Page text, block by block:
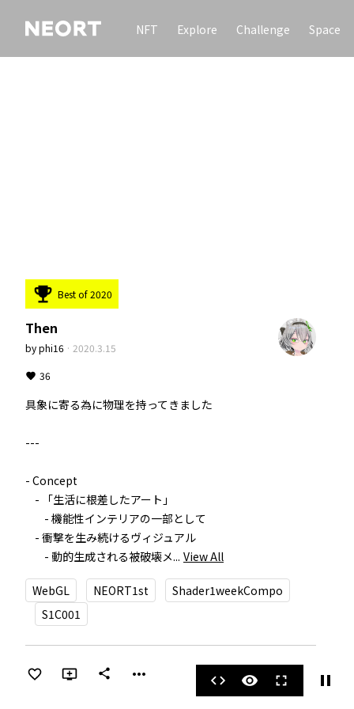
NFT Explore Challenge Space
Best of 2020
Then
byphi16 · 2020.3.15
36
具象に寄る為に物理を持ってきました
---
- Concept
        - 動的生成される被破壊メ...
View All
WebGL NEORT1st
Shader1weekCompo
S1C001
share more_horiz code visibility fullscreen pause